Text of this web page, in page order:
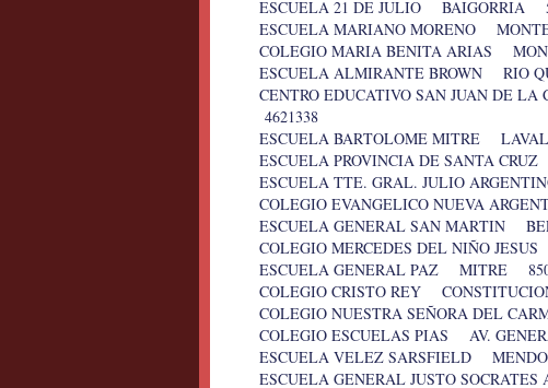
ESCUELA 21 DE JULIO BAIGORRIA
ESCUELA MARIANO MORENO
COLEGIO MARIA BENITA ARIAS
ESCUELA ALMIRANTE BROWN RIO
CENTRO EDUCATIVO SAN JUAN DE
4621338
ESCUELA BARTOLOME MITRE
ESCUELA PROVINCIA DE SANTA
ESCUELA TTE. GRAL. JULIO
COLEGIO EVANGELICO NUEVA
ESCUELA GENERAL SAN MARTIN
COLEGIO MERCEDES DEL NIÑO
ESCUELA GENERAL PAZ MITRE
COLEGIO CRISTO REY
COLEGIO NUESTRA SEÑORA DEL
COLEGIO ESCUELAS PIAS AV.
ESCUELA VELEZ SARSFIELD
ESCUELA GENERAL JUSTO